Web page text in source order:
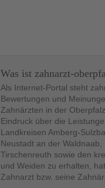
Was ist zahnarzt-
Als Internet-Portal steht
Bewertungen und
Zahnärzten in der
Eindruck über die
Landkreisen Amberg-
Neustadt an der
Tirschenreuth sowie den
und Weiden zu erhalten,
Zahnarzt bzw. seine